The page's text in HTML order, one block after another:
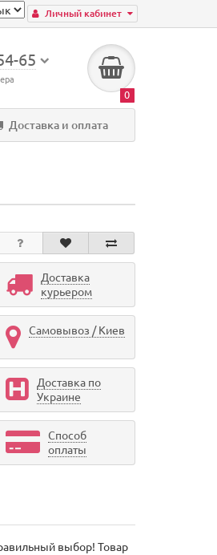
Личный кабинет
65
0
Доставка и оплата
Доставка
курьером
Самовывоз / Киев
Доставка по
Украине
Способ
оплаты
выбор! Товар